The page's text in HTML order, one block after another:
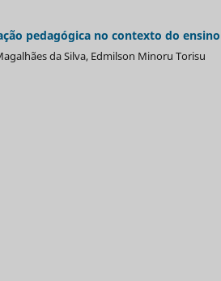
pedagógica no contexto do
da Silva, Edmilson Minoru Torisu